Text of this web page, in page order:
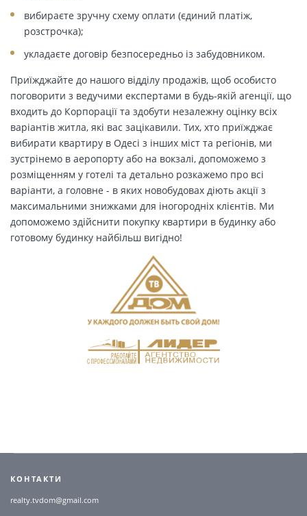
вибираєте зручну схему оплати (єдиний платіж,
розстрочка);
укладаєте договір безпосередньо із забудовником.
Приїжджайте до нашого відділу продажів, щоб особисто
поговорити з ведучими експертами в будь-якій агенції, що
входить до Корпорації та здобути незалежну оцінку всіх
варіантів житла, які вас зацікавили. Тих, хто приїжджає
вибирати квартиру в Одесі з інших міст та регіонів, ми
зустрінемо в аеропорту або на вокзалі, допоможемо з
розміщенням у готелі та детально розкажемо про всі
варіанти, а головне - в яких новобудовах діють акції з
максимальними знижками для іногородніх клієнтів. Ми
допоможемо здійснити покупку квартири в будинку або
готовому будинку найбільш вигідно!
КОНТАКТИ
realty.tvdom@gmail.com